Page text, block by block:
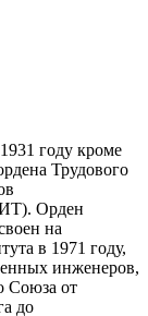
году кроме
Трудового
Орден
на
в 1971 году,
инженеров,
Союза от
до